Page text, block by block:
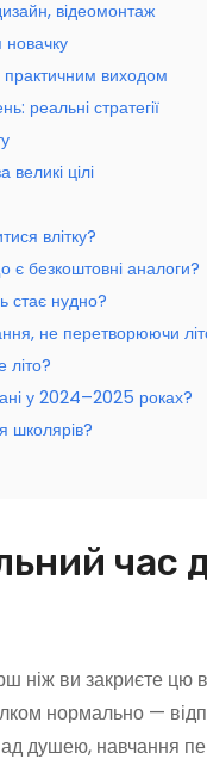
відеомонтаж
практичним виходом
реальні стратегії
цілі
влітку?
є безкоштовні аналоги?
стає нудно?
не перетворюючи
літо?
у 2024–2025 роках?
школярів?
час
ніж ви закриєте цю
нормально —
душею, навчання